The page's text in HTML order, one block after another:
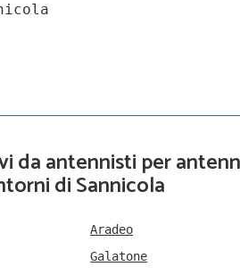
da antennisti per
di Sannicola
Aradeo
Galatone